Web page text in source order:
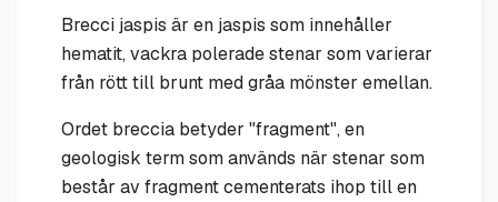
Brecci jaspis är en jaspis som innehåller
hematit, vackra polerade stenar som varierar
från rött till brunt med gråa mönster emellan.
Ordet breccia betyder "fragment", en
geologisk term som används när stenar som
består av fragment cementerats ihop till en